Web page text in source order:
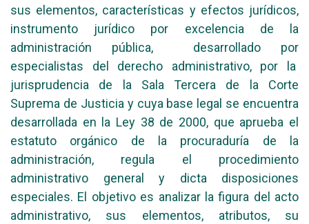
sus elementos, características y efectos jurídicos,
instrumento jurídico por excelencia de la
administración pública, desarrollado por
especialistas del derecho administrativo, por la
jurisprudencia de la Sala Tercera de la Corte
Suprema de Justicia y cuya base legal se encuentra
desarrollada en la Ley 38 de 2000, que aprueba el
estatuto orgánico de la procuraduría de la
administración, regula el procedimiento
administrativo general y dicta disposiciones
especiales. El objetivo es analizar la figura del acto
administrativo, sus elementos, atributos, su